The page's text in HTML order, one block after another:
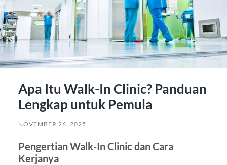
Apa Itu Walk-In Clinic? Panduan
Lengkap untuk Pemula
NOVEMBER 26, 2025
Pengertian Walk-In Clinic dan Cara
Kerjanya